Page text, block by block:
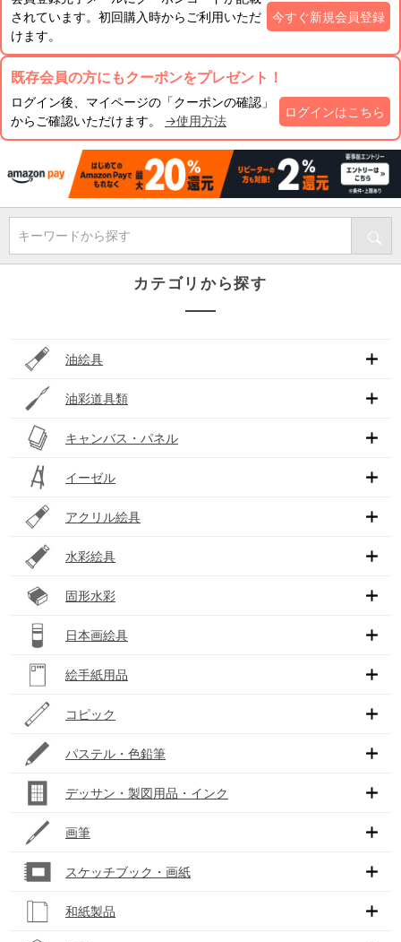
されています。初回購入時からご利用いただ
けます。
今すぐ新規会員登録
既存会員の方にもクーポンをプレゼント！
ログイン後、マイページの「クーポンの確認」
からご確認いただけます。 →使用方法
ログインはこちら
キーワードから探す
カテゴリから探す
油絵具
油彩道具類
キャンバス・パネル
イーゼル
アクリル絵具
水彩絵具
固形水彩
日本画絵具
絵手紙用品
コピック
パステル・色鉛筆
デッサン・製図用品・インク
画筆
スケッチブック・画紙
和紙製品